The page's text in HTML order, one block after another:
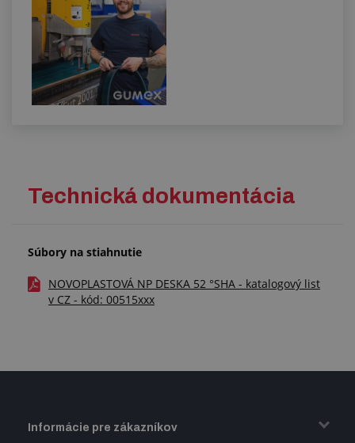
Technická dokumentácia
Súbory na stiahnutie
NOVOPLASTOVÁ NP DESKA 52 °SHA - katalogový list
v CZ - kód: 00515xxx
Informácie pre zákazníkov